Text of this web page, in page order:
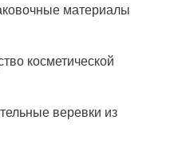
материалы
косметической
веревки из